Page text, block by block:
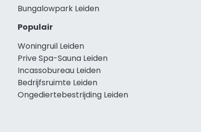
Bungalowpark Leiden
Populair
Woningruil Leiden
Prive Spa-Sauna Leiden
Incassobureau Leiden
Bedrijfsruimte Leiden
Ongediertebestrijding Leiden